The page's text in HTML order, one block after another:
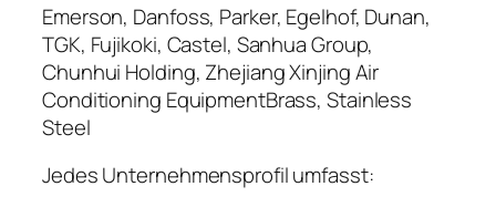
Emerson, Danfoss, Parker, Egelhof, Dunan,
TGK, Fujikoki, Castel, Sanhua Group,
Chunhui Holding, Zhejiang Xinjing Air
Conditioning EquipmentBrass, Stainless
Steel
Jedes Unternehmensprofil umfasst: